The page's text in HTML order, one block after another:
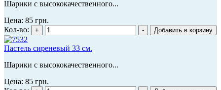
Шарики с высококачественного...
Цена: 85 грн.
Кол-во:
Пастель сиреневый 33 см.
Шарики с высококачественного...
Цена: 85 грн.